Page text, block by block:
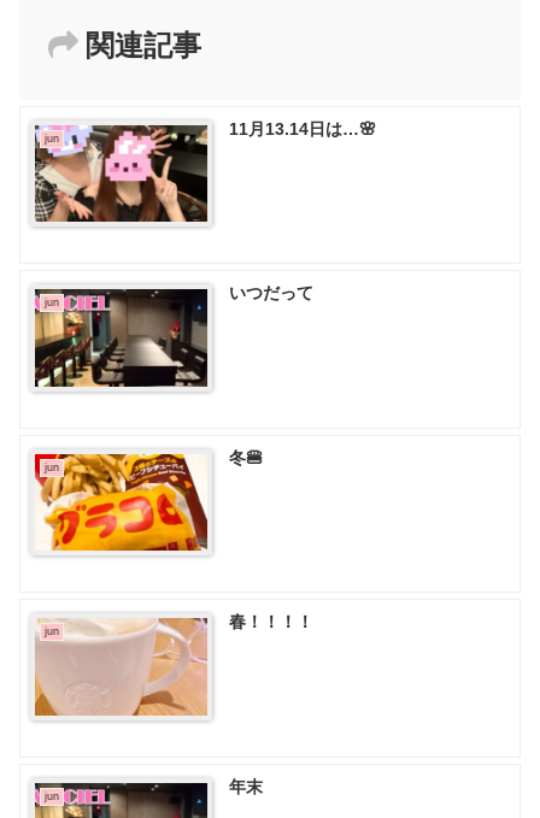
関連記事
jun 11月13.14日は…🌸
jun いつだって
jun 冬🍔
jun 春！！！！
jun 年末